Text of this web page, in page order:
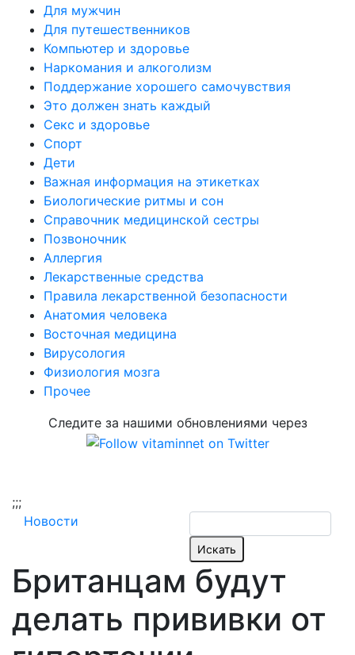
Для мужчин
Для путешественников
Компьютер и здоровье
Наркомания и алкоголизм
Поддержание хорошего самочувствия
Это должен знать каждый
Секс и здоровье
Спорт
Дети
Важная информация на этикетках
Биологические ритмы и сон
Справочник медицинской сестры
Позвоночник
Аллергия
Лекарственные средства
Правила лекарственной безопасности
Aнатомия человека
Восточная медицина
Вирусология
Физиология мозга
Прочее
Следите за нашими обновлениями через
;;;
Новости
Британцам будут
делать прививки от